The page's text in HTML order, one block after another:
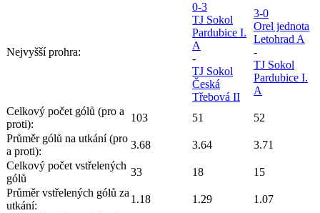
Nejvyšší prohra:
0-3
TJ Sokol
Pardubice I.
A
-
TJ Sokol
Česká
Třebová II
3-0
Orel jednota
Letohrad A
-
TJ Sokol
Pardubice I.
A
Celkový počet gólů (pro a
proti):
103 51
52
Průměr gólů na utkání (pro
a proti):
3.68 3.64
3.71
Celkový počet vstřelených
gólů
33 18
15
Průměr vstřelených gólů za
utkání:
1.18 1.29
1.07